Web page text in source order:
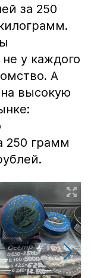
за 250
у каждого
А
высокую
250 грамм